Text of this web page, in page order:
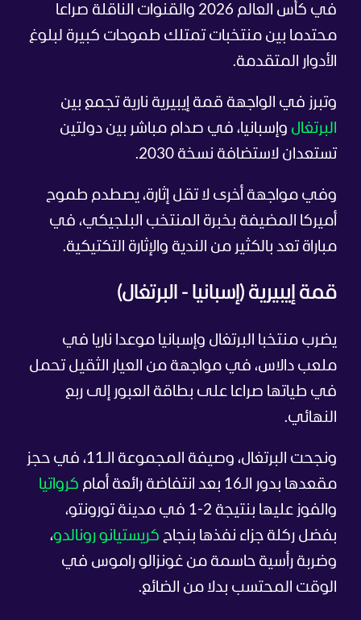
في كأس العالم 2026 والقنوات الناقلة صراعا
محتدما بين منتخبات تمتلك طموحات كبيرة لبلوغ
الأدوار المتقدمة.
وتبرز في الواجهة قمة إيبيرية نارية تجمع بين
البرتغال وإسبانيا، في صدام مباشر بين دولتين
تستعدان لاستضافة نسخة 2030.
وفي مواجهة أخرى لا تقل إثارة، يصطدم طموح
أميركا المضيفة بخبرة المنتخب البلجيكي، في
مباراة تعد بالكثير من الندية والإثارة التكتيكية.
قمة إيبيرية (إسبانيا - البرتغال)
يضرب منتخبا البرتغال وإسبانيا موعدا ناريا في
ملعب دالاس، في مواجهة من العيار الثقيل تحمل
في طياتها صراعا على بطاقة العبور إلى ربع
النهائي.
ونجحت البرتغال، وصيفة المجموعة الـ11، في حجز
مقعدها بدور الـ16 بعد انتفاضة رائعة أمام
كرواتيا
والفوز عليها بنتيجة 2-1 في مدينة تورونتو،
بفضل ركلة جزاء نفذها بنجاح كريستيانو رونالدو،
وضربة رأسية حاسمة من غونزالو راموس في
الوقت المحتسب بدلا من الضائع.